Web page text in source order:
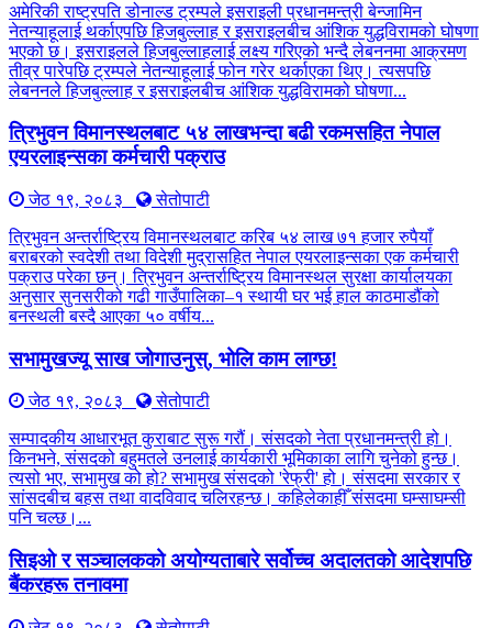
अमेरिकी राष्ट्रपति डोनाल्ड ट्रम्पले इसराइली प्रधानमन्त्री बेन्जामिन
नेतन्याहूलाई थर्काएपछि हिजबुल्लाह र इसराइलबीच आंशिक युद्धविरामको घोषणा
भएको छ। इसराइलले हिजबुल्लाहलाई लक्ष्य गरिएको भन्दै लेबननमा आक्रमण
तीव्र पारेपछि ट्रम्पले नेतन्याहूलाई फोन गरेर थर्काएका थिए। त्यसपछि
लेबननले हिजबुल्लाह र इसराइलबीच आंशिक युद्धविरामको घोषणा...
त्रिभुवन विमानस्थलबाट ५४ लाखभन्दा बढी रकमसहित नेपाल
एयरलाइन्सका कर्मचारी पक्राउ
जेठ १९, २०८३
सेतोपाटी
त्रिभुवन अन्तर्राष्ट्रिय विमानस्थलबाट करिब ५४ लाख ७१ हजार रुपैयाँ
बराबरको स्वदेशी तथा विदेशी मुद्रासहित नेपाल एयरलाइन्सका एक कर्मचारी
पक्राउ परेका छन्। त्रिभुवन अन्तर्राष्ट्रिय विमानस्थल सुरक्षा कार्यालयका
अनुसार सुनसरीको गढी गाउँपालिका–१ स्थायी घर भई हाल काठमाडौंको
बनस्थली बस्दै आएका ५० वर्षीय...
सभामुखज्यू साख जोगाउनुस्, भोलि काम लाग्छ!
जेठ १९, २०८३
सेतोपाटी
सम्पादकीय आधारभूत कुराबाट सुरू गरौं। संसदको नेता प्रधानमन्त्री हो।
किनभने, संसदको बहुमतले उनलाई कार्यकारी भूमिकाका लागि चुनेको हुन्छ।
त्यसो भए, सभामुख को हो? सभामुख संसदको 'रेफ्री' हो। संसदमा सरकार र
सांसदबीच बहस तथा वादविवाद चलिरहन्छ। कहिलेकाहीँ संसदमा घम्साघम्सी
पनि चल्छ।...
सिइओ र सञ्चालकको अयोग्यताबारे सर्वोच्च अदालतको आदेशपछि
बैंकरहरू तनावमा